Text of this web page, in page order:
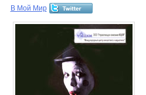
В Мой Мир